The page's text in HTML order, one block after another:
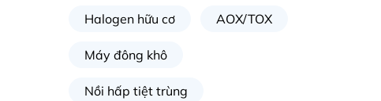
Halogen hữu cơ AOX/TOX
Máy đông khô
Nồi hấp tiệt trùng